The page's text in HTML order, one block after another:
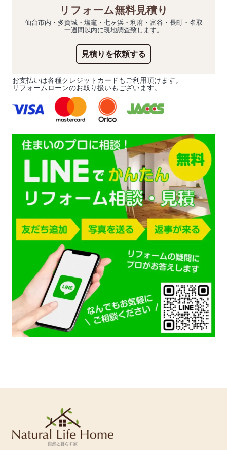
リフォーム無料見積り
仙台市内・多賀城・塩竈・七ヶ浜・利府・富谷・長町・名取
一週間以内に現地調査致します。
見積りを依頼する
お支払いは各種クレジットカードもご利用頂けます。
リフォームローンのお取り扱いもございます。